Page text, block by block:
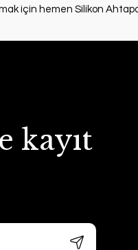
için hemen Silikon
kayıt